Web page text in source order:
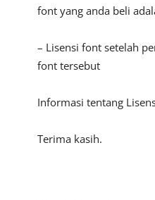
font yang anda beli
– Lisensi font setelah
font tersebut
Informasi tentang
Terima kasih.